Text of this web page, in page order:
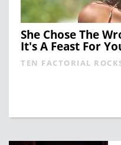
She Chose The
It's A Feast For
TEN FACTORIAL